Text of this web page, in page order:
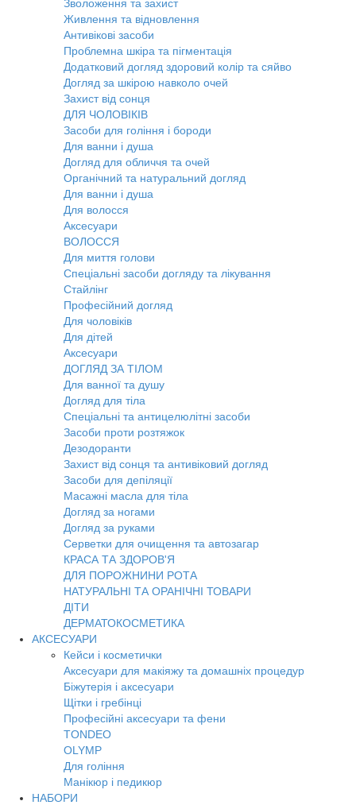
Зволоження та захист
Живлення та відновлення
Антивікові засоби
Проблемна шкіра та пігментація
Додатковий догляд здоровий колір та сяйво
Догляд за шкірою навколо очей
Захист від сонця
ДЛЯ ЧОЛОВІКІВ
Засоби для гоління і бороди
Для ванни і душа
Догляд для обличчя та очей
Органічний та натуральний догляд
Для ванни і душа
Для волосся
Аксесуари
ВОЛОССЯ
Для миття голови
Спеціальні засоби догляду та лікування
Стайлінг
Професійний догляд
Для чоловіків
Для дітей
Аксесуари
ДОГЛЯД ЗА ТІЛОМ
Для ванної та душу
Догляд для тіла
Спеціальні та антицелюлітні засоби
Засоби проти розтяжок
Дезодоранти
Захист від сонця та антивіковий догляд
Засоби для депіляції
Масажні масла для тіла
Догляд за ногами
Догляд за руками
Серветки для очищення та автозагар
КРАСА ТА ЗДОРОВ'Я
ДЛЯ ПОРОЖНИНИ РОТА
НАТУРАЛЬНІ ТА ОРАНІЧНІ ТОВАРИ
ДІТИ
ДЕРМАТОКОСМЕТИКА
АКСЕСУАРИ
Кейси і косметички
Аксесуари для макіяжу та домашніх процедур
Біжутерія і аксесуари
Щітки і гребінці
Професійні аксесуари та фени
TONDEO
OLYMP
Для гоління
Манікюр і педикюр
НАБОРИ